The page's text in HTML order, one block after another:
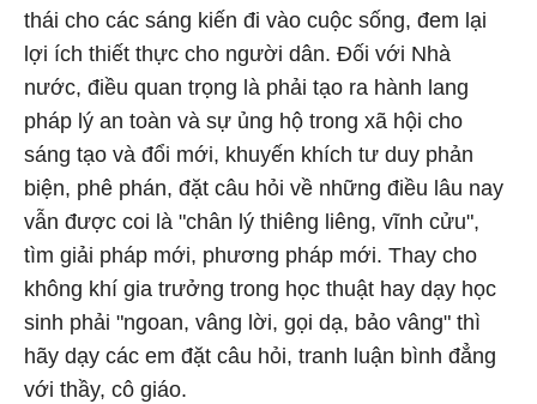
thái cho các sáng kiến đi vào cuộc sống, đem lại
lợi ích thiết thực cho người dân. Đối với Nhà
nước, điều quan trọng là phải tạo ra hành lang
pháp lý an toàn và sự ủng hộ trong xã hội cho
sáng tạo và đổi mới, khuyến khích tư duy phản
biện, phê phán, đặt câu hỏi về những điều lâu nay
vẫn được coi là "chân lý thiêng liêng, vĩnh cửu",
tìm giải pháp mới, phương pháp mới. Thay cho
không khí gia trưởng trong học thuật hay dạy học
sinh phải "ngoan, vâng lời, gọi dạ, bảo vâng" thì
hãy dạy các em đặt câu hỏi, tranh luận bình đẳng
với thầy, cô giáo.